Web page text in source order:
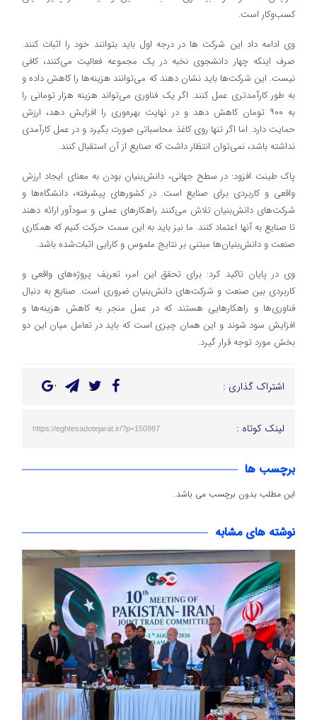
کسب‌وکار است.
وی ادامه داد این شرکت ها در درجه اول باید بتوانند خود را اثبات کنند.
صرف اینکه چهار دانشجوی نخبه در یک مجموعه فعالیت می‌کنند، کافی
نیست. این شرکت‌ها باید نشان دهند که می‌توانند هزینه‌ها را کاهش داده و
به طور کارآمدتری عمل کنند. اگر یک فناوری می‌تواند هزینه هزار تومانی را
به ۹۰۰ تومان کاهش دهد و در نهایت بهره‌وری را افزایش دهد، ارزش
حمایت دارد. اما اگر تنها روی کاغذ محاسباتی صورت بگیرد و در عمل کارآمدی
نداشته باشد، نمی‌توان انتظار داشت که صنایع از آن استقبال کنند.
پاک طینت افزود: در سطح جهانی، دانش‌بنیان بودن به معنای ایجاد ارزش
واقعی و کاربردی برای صنایع است. در کشورهای پیشرفته، دانشگاه‌ها و
شرکت‌های دانش‌بنیان تلاش می‌کنند راهکارهای عملی و سودآور ارائه دهند
تا صنایع به آنها اعتماد کنند. ما نیز باید به این سمت حرکت کنیم که همکاری
صنعت و دانش‌بنیان‌ها مبتنی بر نتایج ملموس و کارایی اثبات‌شده باشد.
وی در پایان تاکید کرد: برای تحقق این امر، تعریف پروژه‌های واقعی و
کاربردی بین صنعت و شرکت‌های دانش‌بنیان ضروری است. صنایع به دنبال
فناوری‌ها و راهکارهایی هستند که در عمل منجر به کاهش هزینه‌ها و
افزایش سود شوند و این همان چیزی است که باید در تعامل میان این دو
بخش مورد توجه قرار گیرد.
اشتراک گذاری :
لینک کوتاه : https://eghtesadotejarat.ir/?p=150987
برچسب ها
این مطلب بدون برچسب می باشد.
نوشته های مشابه